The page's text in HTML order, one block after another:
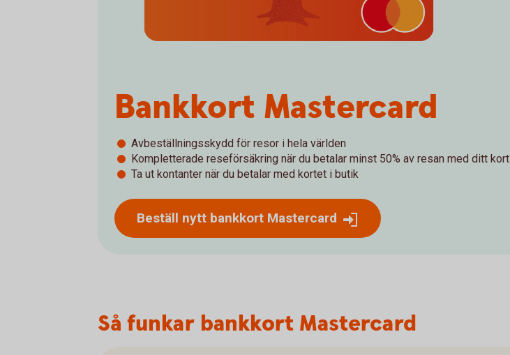
Bankkort Mastercard
Avbeställningsskydd för resor i hela världen
Kompletterade reseförsäkring när du betalar minst 50% av resan med ditt kort
Ta ut kontanter när du betalar med kortet i butik
Beställ nytt bankkort Mastercard
Så funkar bankkort Mastercard